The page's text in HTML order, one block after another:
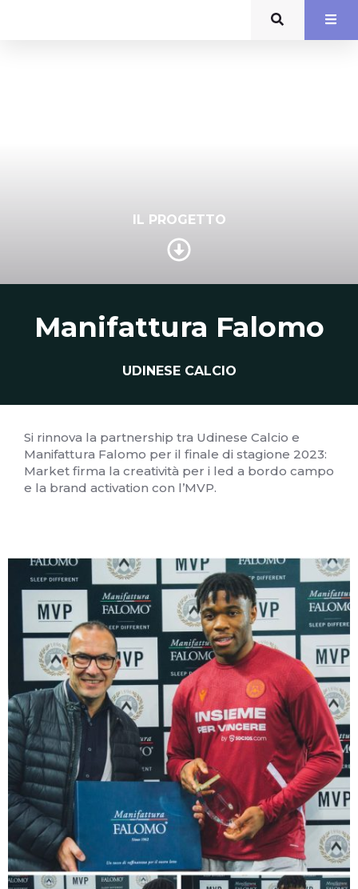
IL PROGETTO
Manifattura Falomo
UDINESE CALCIO
Si rinnova la partnership tra Udinese Calcio e
Manifattura Falomo per il finale di stagione 2023:
Market firma la creatività per i led a bordo campo
e la brand activation con l’MVP.